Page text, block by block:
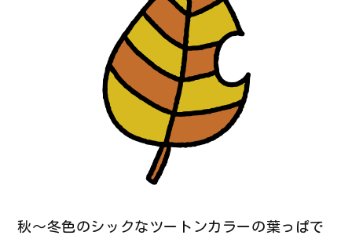
秋～冬色のシックなツートンカラーの葉っぱで